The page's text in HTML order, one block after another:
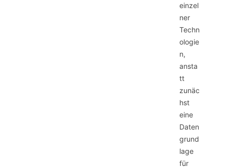
einzel
ner
Techn
ologie
n,
ansta
tt
zunäc
hst
eine
Daten
grund
lage
für